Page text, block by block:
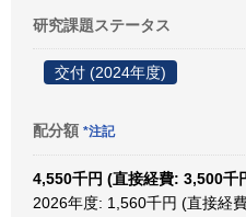
研究課題ステータス
交付 (2024年度)
配分額 *注記
4,550千円 (直接経費: 3,500千
2026年度: 1,560千円 (直接経